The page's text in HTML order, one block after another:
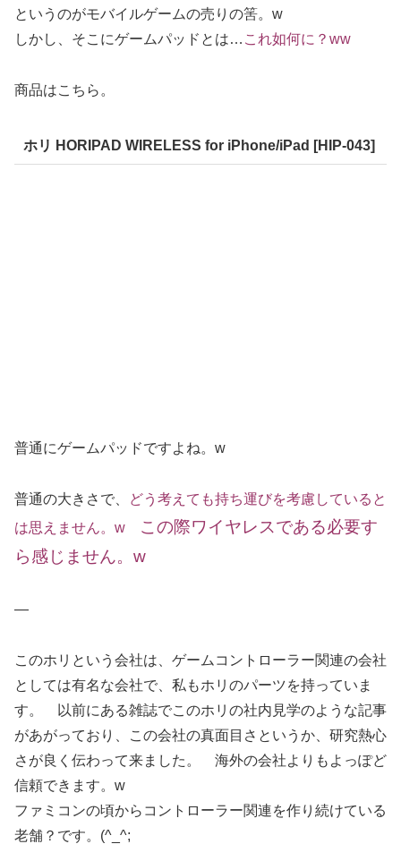
というのがモバイルゲームの売りの筈。w
しかし、そこにゲームパッドとは… これ如何に？ww
商品はこちら。
ホリ HORIPAD WIRELESS for iPhone/iPad [HIP-043]
普通にゲームパッドですよね。w
普通の大きさで、
どう考えても持ち運びを考慮していると
は思えません。w
この際ワイヤレスである必要す
ら感じません。w
—
このホリという会社は、ゲームコントローラー関連の会社
としては有名な会社で、私もホリのパーツを持っていま
す。 以前にある雑誌でこのホリの社内見学のような記事
があがっており、この会社の真面目さというか、研究熱心
さが良く伝わって来ました。 海外の会社よりもよっぽど
信頼できます。w
ファミコンの頃からコントローラー関連を作り続けている
老舗？です。(^_^;